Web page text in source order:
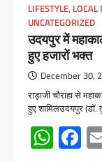
LIFESTYLE, LOCAL
UNCATEGORIZED
उदयपुर में
हुए हजारों भक्त
December 30,
राड़ाजी चौराहा से
हुए शामिलउदयपुर